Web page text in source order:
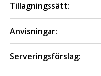
Tillagningssätt:
Anvisningar:
Serveringsförslag: